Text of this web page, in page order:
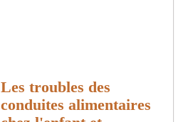
Les troubles des
conduites alimentaires